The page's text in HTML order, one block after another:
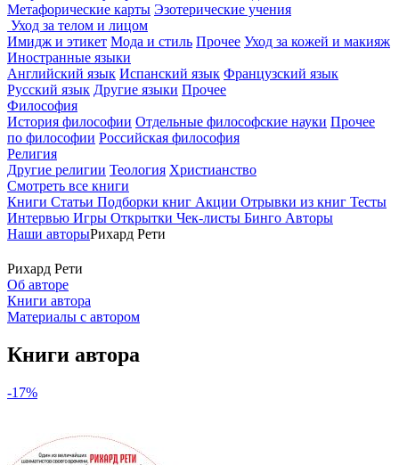
Метафорические карты Эзотерические учения
Уход за телом и лицом
Имидж и этикет Мода и стиль Прочее Уход за кожей и макияж
Иностранные языки
Английский язык Испанский язык Французский язык
Русский язык Другие языки Прочее
Философия
История философии Отдельные философские науки Прочее
по философии Российская философия
Религия
Другие религии Теология Христианство
Смотреть все книги
Книги Статьи Подборки книг Акции Отрывки из книг Тесты
Интервью Игры Открытки Чек-листы Бинго Авторы
Наши авторыРихард Рети
Рихард Рети
Об авторе
Книги автора
Материалы с автором
Книги автора
-17%